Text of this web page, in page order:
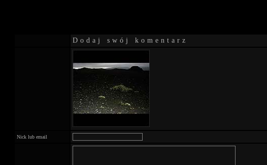
Dodaj swój komentarz
Nick lub email